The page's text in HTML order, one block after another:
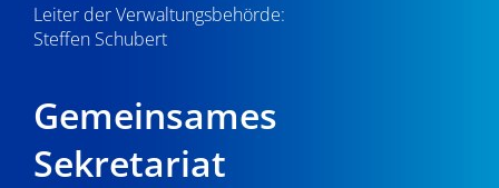
Leiter der Verwaltungsbehörde:
Steffen Schubert
Gemeinsames
Sekretariat